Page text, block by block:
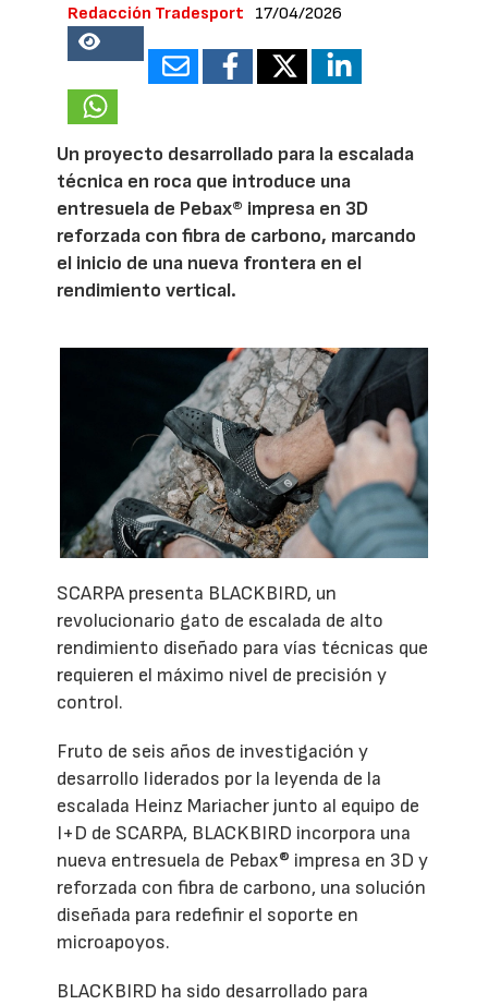
Redacción Tradesport 17/04/2026
18529
Un proyecto desarrollado para la escalada
técnica en roca que introduce una
entresuela de Pebax® impresa en 3D
reforzada con fibra de carbono, marcando
el inicio de una nueva frontera en el
rendimiento vertical.
SCARPA presenta BLACKBIRD, un
revolucionario gato de escalada de alto
rendimiento diseñado para vías técnicas que
requieren el máximo nivel de precisión y
control.
Fruto de seis años de investigación y
desarrollo liderados por la leyenda de la
escalada Heinz Mariacher junto al equipo de
I+D de SCARPA, BLACKBIRD incorpora una
nueva entresuela de Pebax® impresa en 3D y
reforzada con fibra de carbono, una solución
diseñada para redefinir el soporte en
microapoyos.
BLACKBIRD ha sido desarrollado para